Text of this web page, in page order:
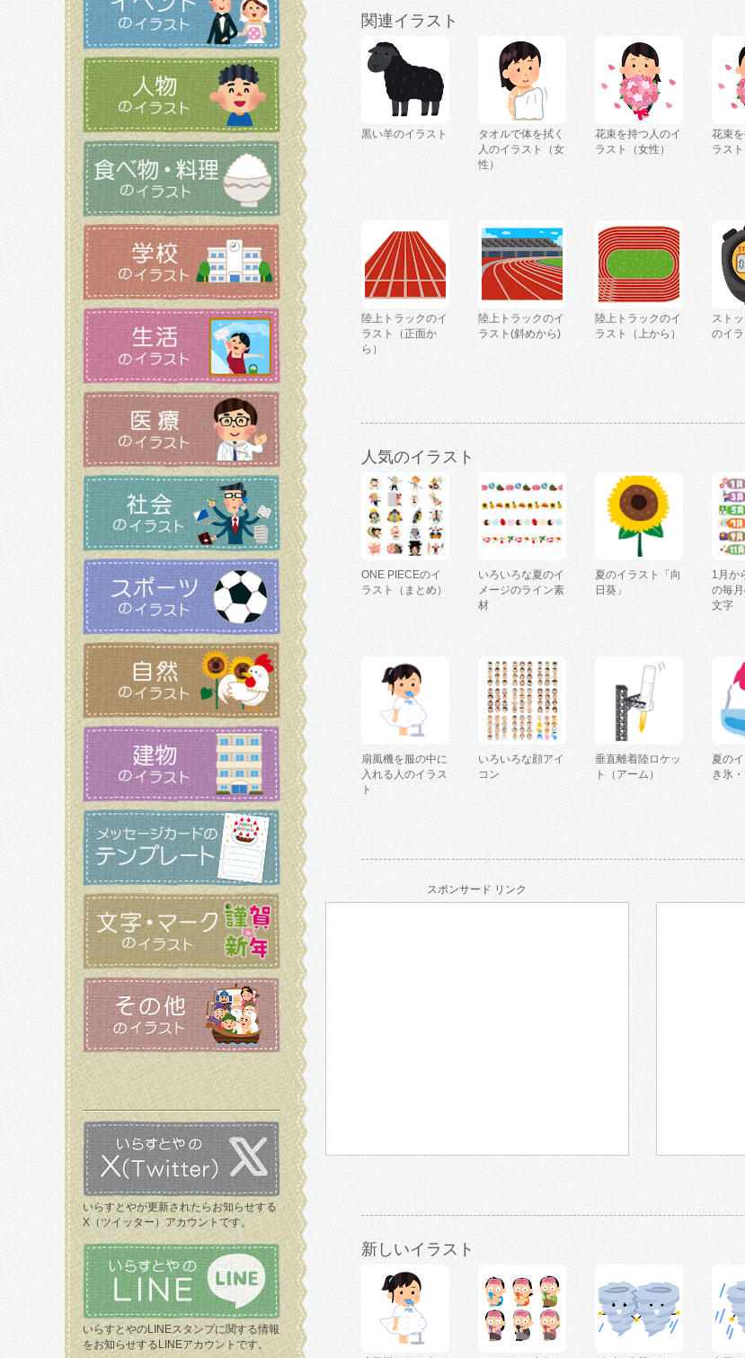
いらすとやが更新されたらお知らせする
X（ツイッター）アカウントです。
いらすとやのLINEスタンプに関する情報
をお知らせするLINEアカウントです。
関連イラスト
黒い羊のイラスト
タオルで体を拭く
人のイラスト（女
性）
花束を持つ人のイ
ラスト（女性）
花束
ラスト
陸上トラックのイ
ラスト（正面か
ら）
陸上トラックのイ
ラスト(斜めから)
陸上トラックのイ
ラスト（上から）
スト
のイラ
人気のイラスト
ONE PIECEのイ
ラスト（まとめ）
いろいろな夏のイ
メージのライン素
材
夏のイラスト「向
日葵」
1月か
の毎
文字
扇風機を服の中に
入れる人のイラス
ト
いろいろな顔アイ
コン
垂直離着陸ロケッ
ト（アーム）
夏の
き氷
スポンサード リンク
新しいイラスト